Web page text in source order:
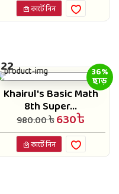
কার্টে নিন
22 36%
ছাড়
Khairul's Basic Math
8th Super...
980.00 ৳630৳
কার্টে নিন